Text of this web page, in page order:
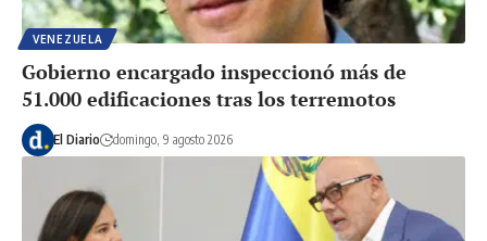
VENEZUELA
Gobierno encargado inspeccionó más de
51.000 edificaciones tras los terremotos
El Diario domingo, 9 agosto 2026